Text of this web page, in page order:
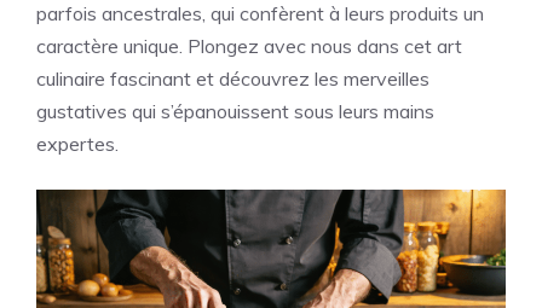
parfois ancestrales, qui confèrent à leurs produits un
caractère unique. Plongez avec nous dans cet art
culinaire fascinant et découvrez les merveilles
gustatives qui s’épanouissent sous leurs mains
expertes.